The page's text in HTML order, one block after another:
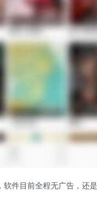
软件目前全程无广告，还